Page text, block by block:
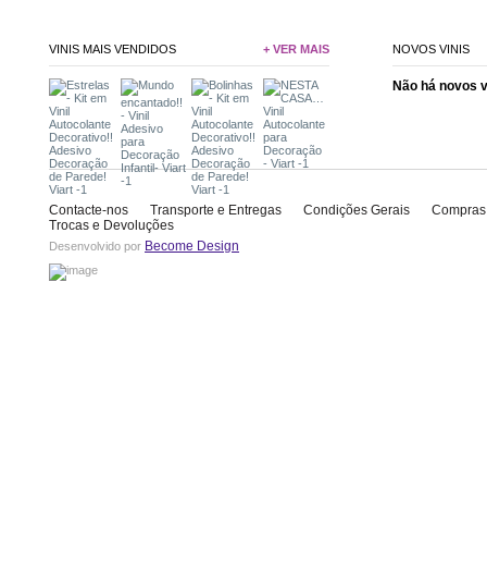
VINIS MAIS VENDIDOS + VER MAIS NOVOS VINIS
Não há novos
Contacte-nos Transporte e Entregas Condições Gerais
Trocas e Devoluções
Desenvolvido por Become Design